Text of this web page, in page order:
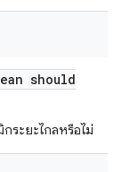
should
ระยะไกลหรือไม่